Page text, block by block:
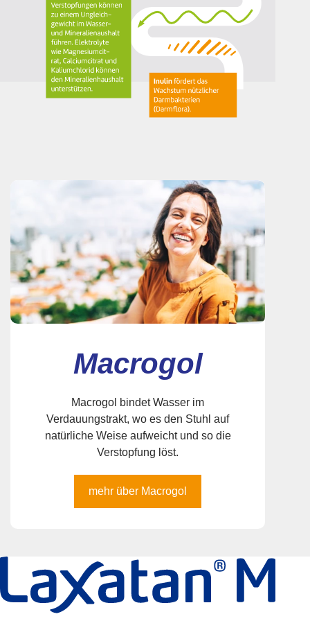
Darmbakterien (Darmflora).
Elektrolyte:
Verstopfungen können zu einem Ungleich­gewicht
im Wasser- und Mineralhaushalt führen.
Elektrolyte wie Magnesium, Calcium und Kalium
können den Mineralhaushalt unterstützen.
Macrogol
Macrogol bindet Wasser im
Verdauungstrakt, wo es den Stuhl auf
natürliche Weise aufweicht und so die
Verstopfung löst.
mehr über Macrogol